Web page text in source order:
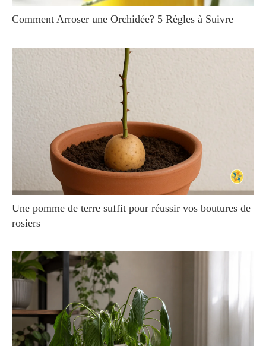
Comment Arroser une Orchidée? 5 Règles à Suivre
Une pomme de terre suffit pour réussir vos boutures de
rosiers